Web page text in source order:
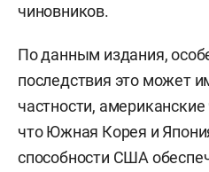
чиновников.
По данным издания,
последствия это может
частности,
что Южная Корея и
способности США